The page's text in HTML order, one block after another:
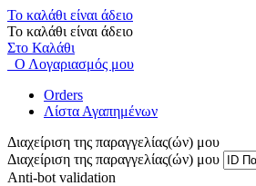
Το καλάθι είναι άδειο
Το καλάθι είναι άδειο
Στο Καλάθι
Ο Λογαριασμός μου
Orders
Λίστα Αγαπημένων
Διαχείριση της παραγγελίας(ών) μου
Διαχείριση της παραγγελίας(ών) μου
Anti-bot validation